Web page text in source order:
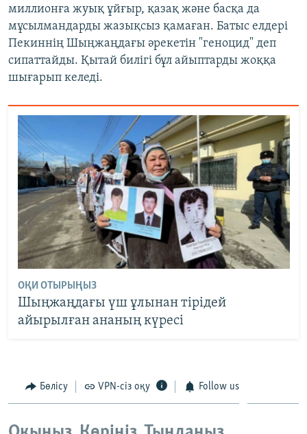
миллионға жуық ұйғыр, қазақ және басқа да
мұсылмандарды жазықсыз қамаған. Батыс елдері
Пекиннің Шыңжаңдағы әрекетін "геноцид" деп
сипаттайды. Қытай билігі бұл айыптарды жоққа
шығарып келеді.
ОҚИ ОТЫРЫҢЫЗ
Шыңжаңдағы үш ұлынан тірідей
айырылған ананың күресі
Бөлісу VPN-сіз оқу Follow us